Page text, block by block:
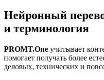
Нейронный
и терминология
PROMT.One учитывает
помогает получать более
деловых, технических и